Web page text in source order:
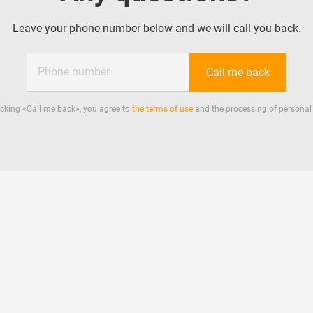
Leave your phone number below and we will call you back.
Phone number Call me back
«Call me back», you agree to the terms of useand the processing of personal